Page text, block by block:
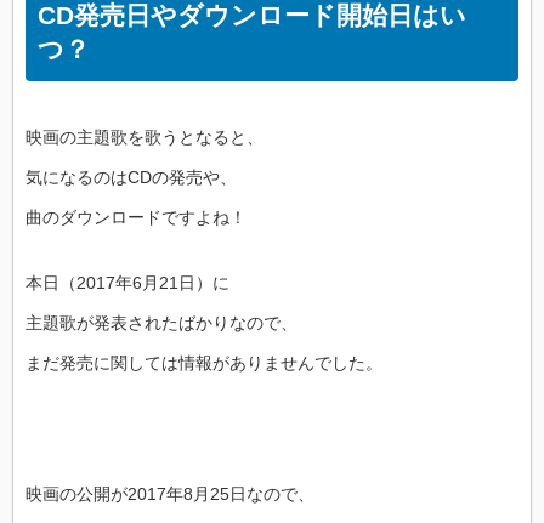
CD発売日やダウンロード開始日はい
つ？
映画の主題歌を歌うとなると、
気になるのはCDの発売や、
曲のダウンロードですよね！
本日（2017年6月21日）に
主題歌が発表されたばかりなので、
まだ発売に関しては情報がありませんでした。
映画の公開が2017年8月25日なので、